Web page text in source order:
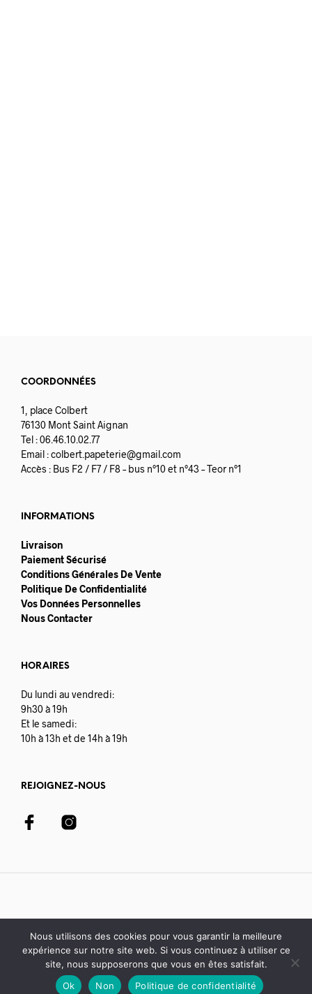
COORDONNÉES
1, place Colbert
76130 Mont Saint Aignan
Tel : 06.46.10.02.77
Email :colbert.papeterie@gmail.com
Accès : Bus F2 / F7 / F8 – bus n°10 et n°43 – Teor n°1
INFORMATIONS
Livraison
Paiement Sécurisé
Conditions Générales De Vente
Politique De Confidentialité
Vos Données Personnelles
Nous Contacter
HORAIRES
Du lundi au vendredi:
9h30 à 19h
Et le samedi:
10h à 13h et de 14h à 19h
REJOIGNEZ-NOUS
© 2020-21 Librairie Colbert | développé avec parDigisoft
Nous utilisons des cookies pour vous garantir la meilleure
expérience sur notre site web. Si vous continuez à utiliser ce
site, nous supposerons que vous en êtes satisfait.
Ok
Non Politique de confidentialité